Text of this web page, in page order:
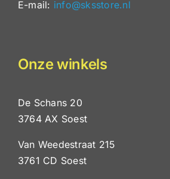
E-mail: info@sksstore.nl
Onze winkels
De Schans 20
3764 AX Soest
Van Weedestraat 215
3761 CD Soest